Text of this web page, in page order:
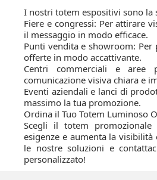
I nostri totem espositivi sono la
Fiere e congressi: Per attirare
il messaggio in modo efficace.
Punti vendita e showroom: Per
offerte in modo accattivante.
Centri commerciali e aree
comunicazione visiva chiara e
Eventi aziendali e lanci di
massimo la tua promozione.
Ordina il Tuo Totem Luminoso
Scegli il totem
esigenze e aumenta la
le nostre soluzioni e
personalizzato!